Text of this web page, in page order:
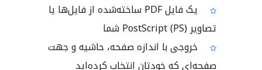
یک فایل PDF ساخته‌شده از فایل‌ها یا
تصاویر PostScript (PS) شما
خروجی با اندازه صفحه، حاشیه و جهت
صفحه‌ای که خودتان انتخاب کرده‌اید